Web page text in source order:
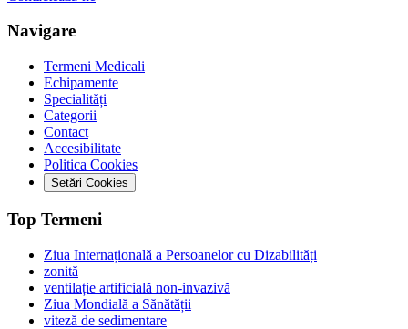
Navigare
Termeni Medicali
Echipamente
Specialități
Categorii
Contact
Accesibilitate
Politica Cookies
Setări Cookies
Top Termeni
Ziua Internațională a Persoanelor cu Dizabilități
zonită
ventilație artificială non-invazivă
Ziua Mondială a Sănătății
viteză de sedimentare